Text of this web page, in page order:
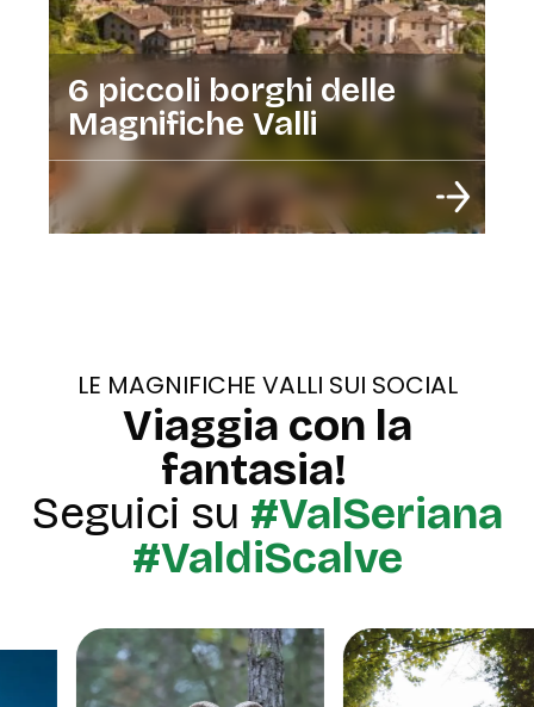
6 piccoli borghi delle
Magnifiche Valli
LE MAGNIFICHE VALLI SUI SOCIAL
Viaggia con la
fantasia!
Seguici su #ValSeriana
#ValdiScalve